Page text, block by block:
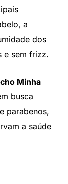
a
dos
e sem frizz.
Minha
busca
parabenos,
a saúde